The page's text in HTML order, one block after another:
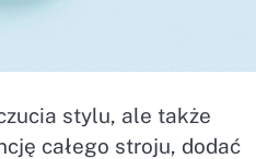
stylu, ale także
całego stroju, dodać